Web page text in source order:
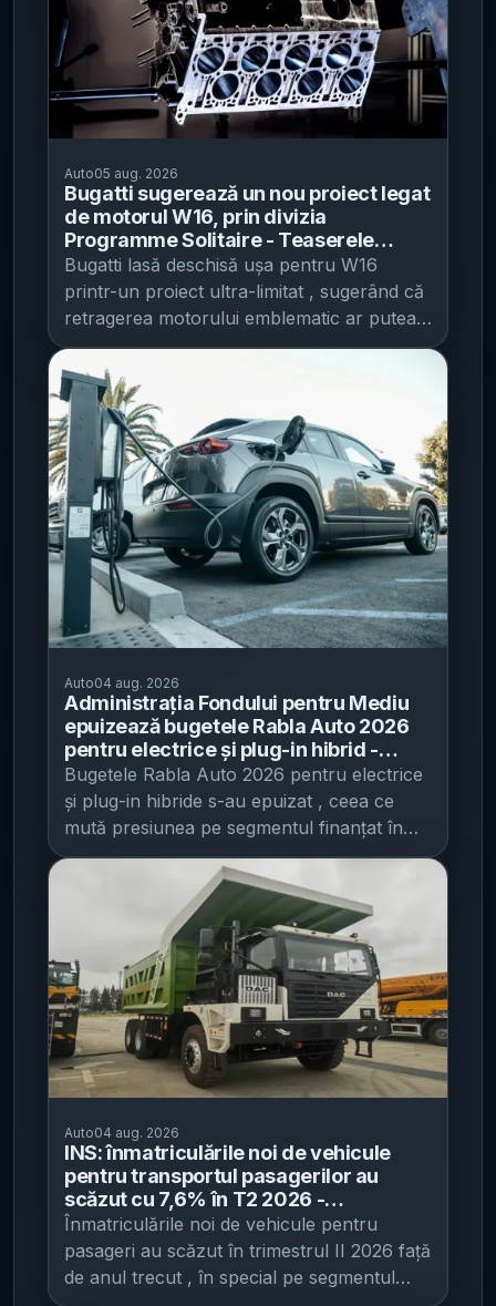
Auto05 aug. 2026
Bugatti sugerează un nou proiect legat
de motorul W16, prin divizia
Programme Solitaire - Teaserele
indică un produs ultra-limitat, posibil
prezentat la Monterey Car Week
Bugatti lasă deschisă ușa pentru W16
printr-un proiect ultra-limitat , sugerând că
retragerea motorului emblematic ar putea fi
mai degrabă o tranziție de portofoliu decât
o ruptură definitivă, potrivit IT之家 .
Producătorul a publicat două clipuri-teaser
foarte scurte, cu indicii directe către sigla
„W16” și către divizia sa de personalizări
extreme, Programme Solitaire , alimentând
speculațiile despre un nou produs asociat
acestui propulsor. Ce a publicat Bugatti și
de ce contează Primul teaser, intitulat „The
Sculpture of Speed” („Sculptura vitezei”),
arată pentru câteva momente o piesă de pe
motor inscripționată cu „W16”. Mesajul care
preserved” („Capturat, modelat, păstrat”) –
sugerează mai degrabă ideea de
conservare a unui simbol tehnic decât o
simplă referință istorică. A doua zi, Bugatti
a venit cu un al doilea teaser, în care apare
vag un design nou de grilă frontală: mai lată
de grila „potcoavă” îngustă folosită pe
modelele actuale. Publicația notează că
forma amintește de conceptul Atlantic din
2015 și că nici măcar cel mai nou
Tourbillon nu folosește o soluție similară.
Programme Solitaire: semnalul că nu e
vorba de un model de serie IT之家
subliniază că indiciile duc către Programme
Solitaire, departamentul Bugatti dedicat
comandă. Dacă noul produs vine prin
această structură, miza ar fi una de
poziționare și marjă: ediții foarte limitate, cu
prețuri ridicate, care pot „ocoli” narativul
oficial potrivit căruia W16 și-a încheiat
cariera în producția de serie. În același
Auto04 aug. 2026
Administrația Fondului pentru Mediu
epuizează bugetele Rabla Auto 2026
pentru electrice și plug-in hibrid -
9.743 de ecotichete aprobate, în
valoare de 124,2 milioane lei, pentru
persoane fizice
Bugetele Rabla Auto 2026 pentru electrice
și plug-in hibride s-au epuizat , ceea ce
mută presiunea pe segmentul finanțat în
continuare (termice și hibrid) și scurtează
fereastra de decizie pentru cei care vizau
mașini cu emisii reduse. Informația apare în
Economedia , pe baza anunțului
Administrației Fondului pentru Mediu (AFM)
. AFM a transmis marți, 4 august, că a
aprobat peste 9.000 de ecotichete în
cadrul Programului Rabla Auto 2026
pentru persoane fizice, iar bugetele alocate
pentru achiziția de autovehicule noi plug-in
combustie cu hidrogen au fost epuizate.
Totodată, s-au epuizat și bugetele pentru
motociclete și motociclete electrice . Lista
publicată include 9.743 de ecotichete , cu o
valoare totală de 124.208.000 de lei ,
aprobate în ședința Comitetului de avizare.
Auto04 aug. 2026
INS: înmatriculările noi de vehicule
pentru transportul pasagerilor au
scăzut cu 7,6% în T2 2026 -
autobuzele și microbuzele au avut cel
mai puternic declin, de 18,9%
Înmatriculările noi de vehicule pentru
pasageri au scăzut în trimestrul II 2026 față
de anul trecut , în special pe segmentul